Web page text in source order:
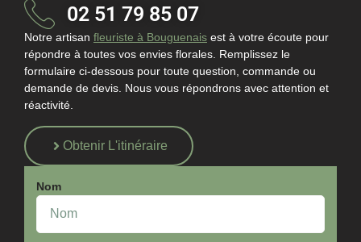
02 51 79 85 07
Notre artisan fleuriste à Bouguenais est à votre écoute pour
répondre à toutes vos envies florales. Remplissez le
formulaire ci-dessous pour toute question, commande ou
demande de devis. Nous vous répondrons avec attention et
réactivité.
Obtenir L'itinéraire
Nom